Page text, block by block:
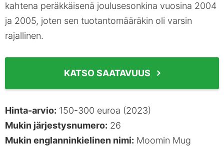
kahtena peräkkäisenä joulusesonkina vuosina 2004
ja 2005, joten sen tuotantomääräkin oli varsin
rajallinen.
KATSO SAATAVUUS
Hinta-arvio: 150-300 euroa (2023)
Mukin järjestysnumero: 26
Mukin englanninkielinen nimi: Moomin Mug